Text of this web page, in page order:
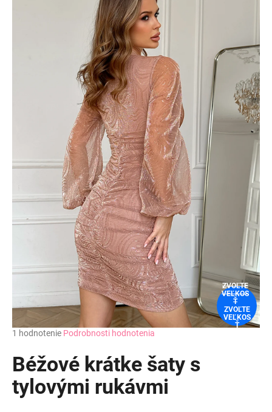
Priemerné
produktu
je
5,0
z
1 hodnotenie Podrobnosti hodnotenia
Béžové krátke šaty s
tylovými rukávmi
ZVOĽTE
VEĽKOS
Ť
ZVOĽTE
VEĽKOS
Ť